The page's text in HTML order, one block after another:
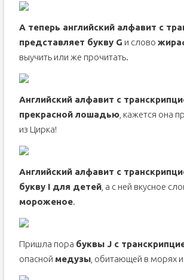
А теперь английский алфавит с
представляет букву G и слово
выучить или же прочитать.
Английский алфавит с
прекрасной лошадью, кажется она
из Цирка!
Английский алфавит с
букву I для детей, а с ней вкусное
мороженое.
Пришла пора буквы J с
опасной медузы, обитающей в морях и